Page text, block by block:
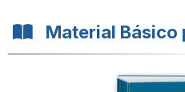
Material Básico